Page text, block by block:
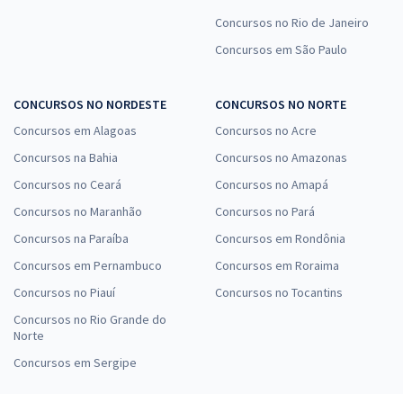
Concursos no Rio de Janeiro
Concursos em São Paulo
CONCURSOS NO NORDESTE
Concursos em Alagoas
Concursos na Bahia
Concursos no Ceará
Concursos no Maranhão
Concursos na Paraíba
Concursos em Pernambuco
Concursos no Piauí
Concursos no Rio Grande do
Norte
Concursos em Sergipe
CONCURSOS NO NORTE
Concursos no Acre
Concursos no Amazonas
Concursos no Amapá
Concursos no Pará
Concursos em Rondônia
Concursos em Roraima
Concursos no Tocantins